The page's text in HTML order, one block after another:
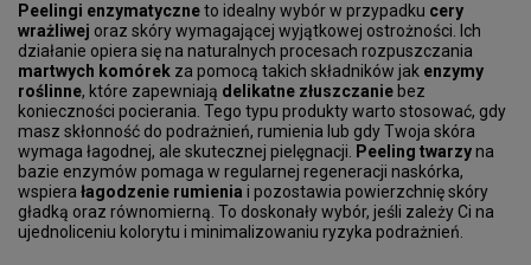
Peelingi enzymatyczneto idealny wybór w przypadku cery
wrażliwej oraz skóry wymagającej wyjątkowej ostrożności. Ich
działanie opiera się na naturalnych procesach rozpuszczania
martwych komórek za pomocą takich składników jak enzymy
roślinne, które zapewniają delikatne złuszczanie bez
konieczności pocierania. Tego typu produkty warto stosować, gdy
masz skłonność do podrażnień, rumienia lub gdy Twoja skóra
wymaga łagodnej, ale skutecznej pielęgnacji. Peeling twarzyna
bazie enzymów pomaga w regularnej regeneracji naskórka,
wspiera łagodzenie rumienia i pozostawia powierzchnię skóry
gładką oraz równomierną. To doskonały wybór, jeśli zależy Ci na
ujednoliceniu kolorytu i minimalizowaniu ryzyka podrażnień.